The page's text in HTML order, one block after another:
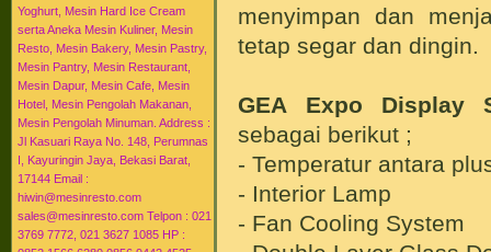
Yoghurt, Mesin Hard Ice Cream
serta Aneka Mesin Kuliner, Mesin
Resto, Mesin Bakery, Mesin Pastry,
Mesin Pantry, Mesin Restaurant,
Mesin Dapur, Mesin Cafe, Mesin
Hotel, Mesin Pengolah Makanan,
Mesin Pengolah Minuman. Address :
Jl Kasuari Raya No. 148, Perumnas
I, Kayuringin Jaya, Bekasi Barat,
17144 Email :
hiwin@mesinresto.com
sales@mesinresto.com Telpon : 021
3769 7772, 021 3627 1085 HP :
menyimpan dan
tetap segar dan dingin.
GEA Expo Display
sebagai berikut ;
- Temperatur antara
- Interior Lamp
- Fan Cooling System